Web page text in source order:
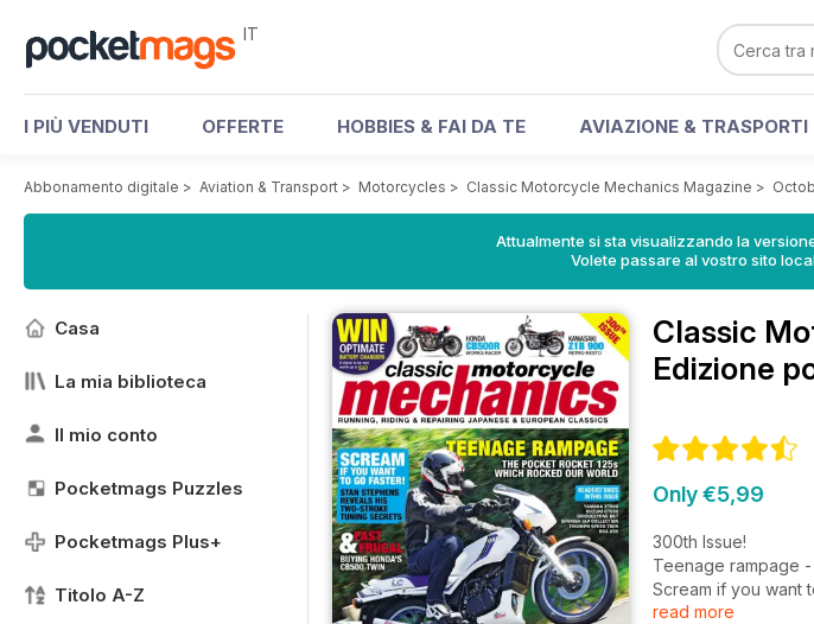
IT
I PIÙ VENDUTI OFFERTE HOBBIES & FAI DA TE AVIAZIONE & TRASPORTI
Abbonamento digitale > Aviation & Transport > Motorcycles > Classic Motorcycle Mechanics Magazine >
Attualmente si sta visualizzando la
Volete passare al vostro sito
Casa
La mia biblioteca
Il mio conto
Pocketmags Puzzles
Pocketmags Plus+
Titolo A-Z
Classic
Edizione
Only €5,99
300th Issue!
Teenage rampage
Scream if you want
Fast & frugal -
read more